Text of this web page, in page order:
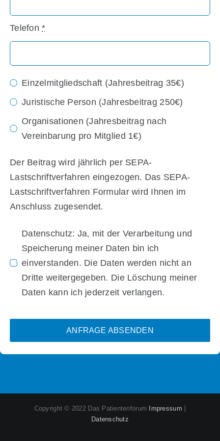
Telefon*
Einzelmitgliedschaft (Jahresbeitrag 35€)
Juristische Person (Jahresbeitrag 250€)
Organisationen (Jahresbeitrag nach
Vereinbarung pro Mitglied 1€)
Der Beitrag wird jährlich per SEPA-
Lastschriftverfahren eingezogen. Das SEPA-
Lastschriftverfahren Formular wird Ihnen im
Anschluss zugesendet.
Datenschutz: Ja, mit der Verarbeitung und
Speicherung meiner Daten bin ich
einverstanden. Die Daten werden nicht an
Dritte weitergegeben. Die Löschung meiner
Daten kann ich jederzeit verlangen.
ANFRAGE ABSENDEN
Copyright © 2022 Das Patientenforum Impressum
Datenschutz